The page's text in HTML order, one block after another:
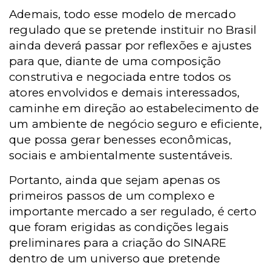
Ademais, todo esse modelo de mercado
regulado que se pretende instituir no Brasil
ainda deverá passar por reflexões e ajustes
para que, diante de uma composição
construtiva e negociada entre todos os
atores envolvidos e demais interessados,
caminhe em direção ao estabelecimento de
um ambiente de negócio seguro e eficiente,
que possa gerar benesses econômicas,
sociais e ambientalmente sustentáveis.
Portanto, ainda que sejam apenas os
primeiros passos de um complexo e
importante mercado a ser regulado, é certo
que foram erigidas as condições legais
preliminares para a criação do SINARE
dentro de um universo que pretende